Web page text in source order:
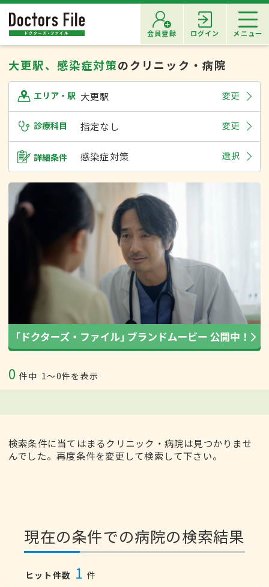
会員登録 ログイン メニュー
大更駅、感染症対策のクリニック・病院
エリア・駅 大更駅 変更
診療科目 指定なし 変更
詳細条件 感染症対策 選択
0 件中 1〜0件を表示
検索条件に当てはまるクリニック・病院は見つかりませ
んでした。再度条件を変更して検索して下さい。
現在の条件での病院の検索結果
ヒット件数 1 件